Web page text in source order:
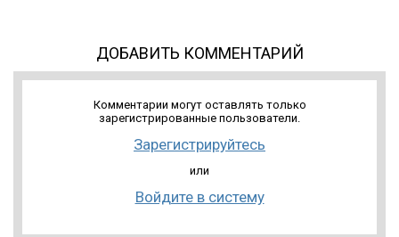
ДОБАВИТЬ КОММЕНТАРИЙ
Комментарии могут оставлять только
зарегистрированные пользователи.
Зарегистрируйтесь
или
Войдите в систему